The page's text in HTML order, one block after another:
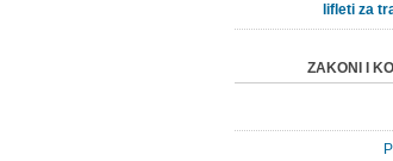
lifleti za
ZAKONI I